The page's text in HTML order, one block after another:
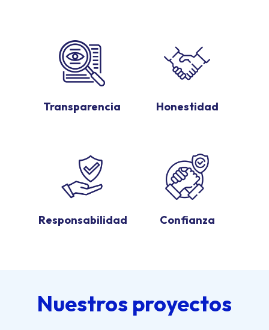
Transparencia Honestidad
Responsabilidad Confianza
Nuestros proyectos